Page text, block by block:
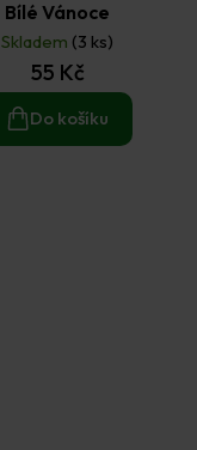
Bílé Vánoce
Skladem (3 ks)
55 Kč
Do košíku